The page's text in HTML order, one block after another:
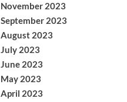
November 2023
September 2023
August 2023
July 2023
June 2023
May 2023
April 2023